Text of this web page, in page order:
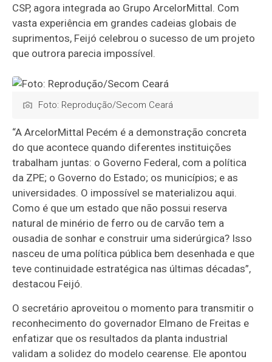
CSP, agora integrada ao Grupo ArcelorMittal. Com
vasta experiência em grandes cadeias globais de
suprimentos, Feijó celebrou o sucesso de um projeto
que outrora parecia impossível.
Foto: Reprodução/Secom Ceará
“A ArcelorMittal Pecém é a demonstração concreta
do que acontece quando diferentes instituições
trabalham juntas: o Governo Federal, com a política
da ZPE; o Governo do Estado; os municípios; e as
universidades. O impossível se materializou aqui.
Como é que um estado que não possui reserva
natural de minério de ferro ou de carvão tem a
ousadia de sonhar e construir uma siderúrgica? Isso
nasceu de uma política pública bem desenhada e que
teve continuidade estratégica nas últimas décadas”,
destacou Feijó.
O secretário aproveitou o momento para transmitir o
reconhecimento do governador Elmano de Freitas e
enfatizar que os resultados da planta industrial
validam a solidez do modelo cearense. Ele apontou